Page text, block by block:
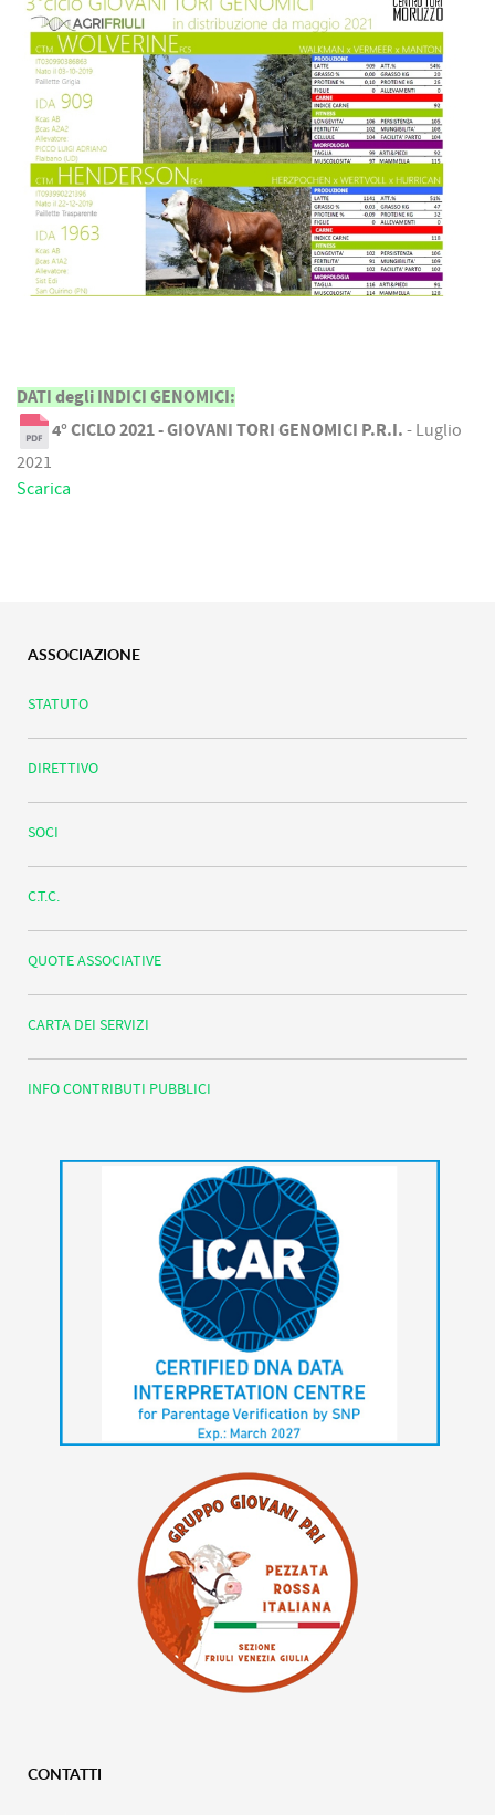
DATI degli INDICI GENOMICI:
4° CICLO 2021 - GIOVANI TORI GENOMICI P.R.I. - Luglio
2021
Scarica
ASSOCIAZIONE
STATUTO
DIRETTIVO
SOCI
C.T.C.
QUOTE ASSOCIATIVE
CARTA DEI SERVIZI
INFO CONTRIBUTI PUBBLICI
CONTATTI